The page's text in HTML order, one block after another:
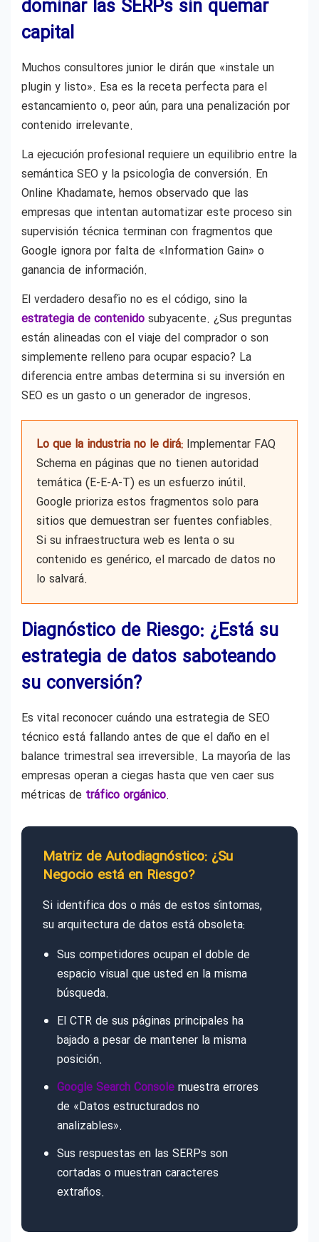
dominar las SERPs sin quemar
capital
Muchos consultores junior le dirán que «instale un
plugin y listo». Esa es la receta perfecta para el
estancamiento o, peor aún, para una penalización por
contenido irrelevante.
La ejecución profesional requiere un equilibrio entre la
semántica SEO y la psicología de conversión. En
Online Khadamate, hemos observado que las
empresas que intentan automatizar este proceso sin
supervisión técnica terminan con fragmentos que
Google ignora por falta de «Information Gain» o
ganancia de información.
El verdadero desafío no es el código, sino la
estrategia de contenido subyacente. ¿Sus preguntas
están alineadas con el viaje del comprador o son
simplemente relleno para ocupar espacio? La
diferencia entre ambas determina si su inversión en
SEO es un gasto o un generador de ingresos.
Lo que la industria no le dirá: Implementar FAQ
Schema en páginas que no tienen autoridad
temática (E-E-A-T) es un esfuerzo inútil.
Google prioriza estos fragmentos solo para
sitios que demuestran ser fuentes confiables.
Si su infraestructura web es lenta o su
contenido es genérico, el marcado de datos no
lo salvará.
Diagnóstico de Riesgo: ¿Está su
estrategia de datos saboteando
su conversión?
Es vital reconocer cuándo una estrategia de SEO
técnico está fallando antes de que el daño en el
balance trimestral sea irreversible. La mayoría de las
empresas operan a ciegas hasta que ven caer sus
métricas de tráfico orgánico.
Matriz de Autodiagnóstico: ¿Su
Negocio está en Riesgo?
Si identifica dos o más de estos síntomas,
su arquitectura de datos está obsoleta:
Sus competidores ocupan el doble de
espacio visual que usted en la misma
búsqueda.
El CTR de sus páginas principales ha
bajado a pesar de mantener la misma
posición.
Google Search Console muestra errores
de «Datos estructurados no
analizables».
Sus respuestas en las SERPs son
cortadas o muestran caracteres
extraños.